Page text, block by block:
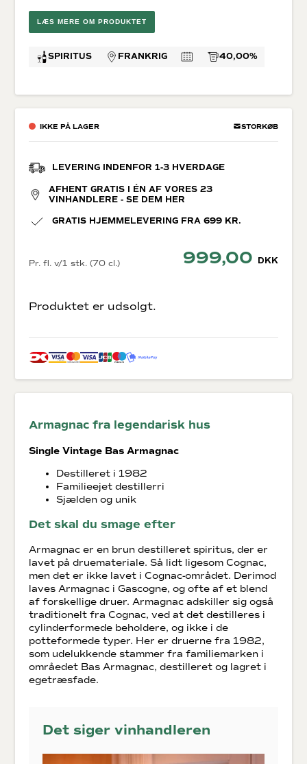
LÆS MERE OM PRODUKTET
SPIRITUS FRANKRIG 40,00%
IKKE PÅ LAGER STORKØB
LEVERING INDENFOR 1-3 HVERDAGE
AFHENT GRATIS I ÉN AF VORES 23
VINHANDLERE - SE DEM HER
GRATIS HJEMMELEVERING FRA 699 KR.
Pr. fl. v/1 stk. (70 cl.) 999,00 DKK
Produktet er udsolgt.
Armagnac fra legendarisk hus
Single Vintage Bas Armagnac
Destilleret i 1982
Familieejet destillerri
Sjælden og unik
Det skal du smage efter
Armagnac er en brun destilleret spiritus, der er
lavet på druemateriale. Så lidt ligesom Cognac,
men det er ikke lavet i Cognac-området. Derimod
laves Armagnac i Gascogne, og ofte af et blend
af forskellige druer. Armagnac adskiller sig også
traditionelt fra Cognac, ved at det destilleres i
cylinderformede beholdere, og ikke i de
potteformede typer. Her er druerne fra 1982,
som udelukkende stammer fra familiemarken i
områedet Bas Armagnac, destilleret og lagret i
egetræsfade.
Det siger vinhandleren